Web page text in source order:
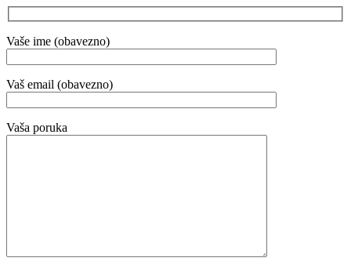
Vaše ime (obavezno)
Vaš email (obavezno)
Vaša poruka